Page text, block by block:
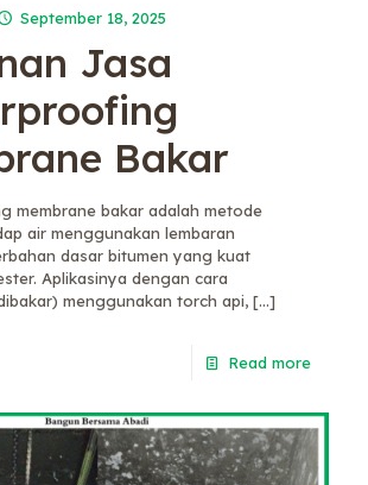
September 18, 2025
Jasa
Bakar
membrane bakar adalah metode
air menggunakan lembaran
dasar bitumen yang kuat
Aplikasinya dengan cara
menggunakan torch api, […]
Read more